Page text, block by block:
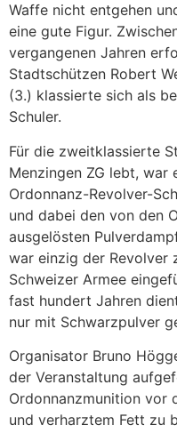
Waffe nicht entgehen
eine gute Figur.
vergangenen Jahren
Stadtschützen Robert
(3.) klassierte sich als
Schuler.
Für die zweitklassierte
Menzingen ZG lebt, war
Ordonnanz-Revolver-
und dabei den von den
ausgelösten
war einzig der Revolver
Schweizer Armee
fast hundert Jahren
nur mit Schwarzpulver
Organisator Bruno
der Veranstaltung
Ordonnanzmunition vor
und verharztem Fett zu